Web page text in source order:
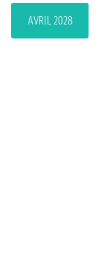
AVRIL 2028